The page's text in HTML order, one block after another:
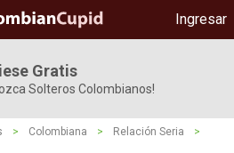
Ingresar
Gratis
Solteros Colombianos!
> Colombiana > Relación Seria
>